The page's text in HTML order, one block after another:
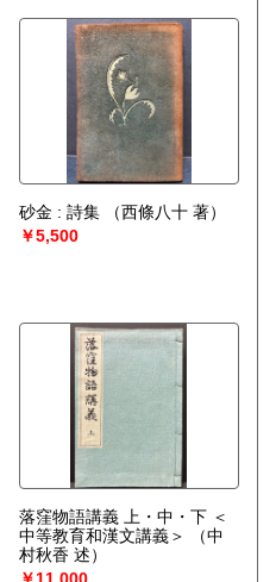
砂金 : 詩集
（西條八十 著）
￥5,500
落窪物語講義 上・中・下 ＜
中等教育和漢文講義＞
（中
村秋香 述）